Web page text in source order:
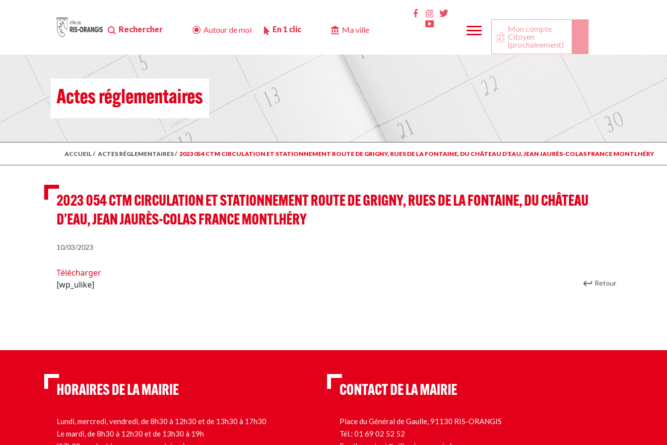
Rechercher Autour de moi En 1 clic Ma ville
Facebook
InstaTwitter
Youtube
Mon compte
Citoyen
(prochainement)
Actes réglementaires
ACCUEIL/ ACTES RÉGLEMENTAIRES/ 2023 054 CTM CIRCULATION ET STATIONNEMENT ROUTE DE GRIGNY, RUES DE LA FONTAINE, DU CHÂTEAU D’EAU, JEAN JAURÈS-COLAS FRANCE MONTLHÉRY
2023 054 CTM CIRCULATION ET STATIONNEMENT ROUTE DE GRIGNY, RUES DE LA FONTAINE, DU CHÂTEAU
D’EAU, JEAN JAURÈS-COLAS FRANCE MONTLHÉRY
10/03/2023
Télécharger
[wp_ulike]
Retour
HORAIRES DE LA MAIRIE
Lundi, mercredi, vendredi, de 8h30 à 12h30 et de 13h30 à 17h30
Le mardi, de 8h30 à 12h30 et de 13h30 à 19h
CONTACT DE LA MAIRIE
Place du Général de Gaulle, 91130 RIS-ORANGIS
Tél.: 01 69 02 52 52